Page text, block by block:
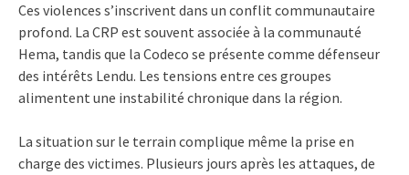
Ces violences s’inscrivent dans un conflit communautaire
profond. La CRP est souvent associée à la communauté
Hema, tandis que la Codeco se présente comme défenseur
des intérêts Lendu. Les tensions entre ces groupes
alimentent une instabilité chronique dans la région.
La situation sur le terrain complique même la prise en
charge des victimes. Plusieurs jours après les attaques, de